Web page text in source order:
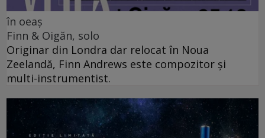
în oeaș
Finn & Oigăn, solo
Originar din Londra dar relocat în Noua
Zeelandă, Finn Andrews este compozitor și
multi-instrumentist.